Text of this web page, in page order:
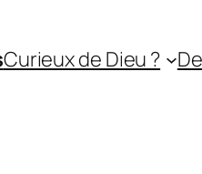
Curieux de Dieu ?